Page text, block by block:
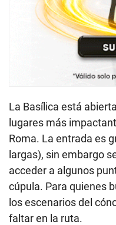
La Basílica está
lugares más
Roma. La entrada es
largas), sin embargo
acceder a algunos
cúpula. Para quienes
los escenarios del
faltar en la ruta.